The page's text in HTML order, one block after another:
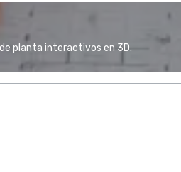
planta interactivos en 3D.